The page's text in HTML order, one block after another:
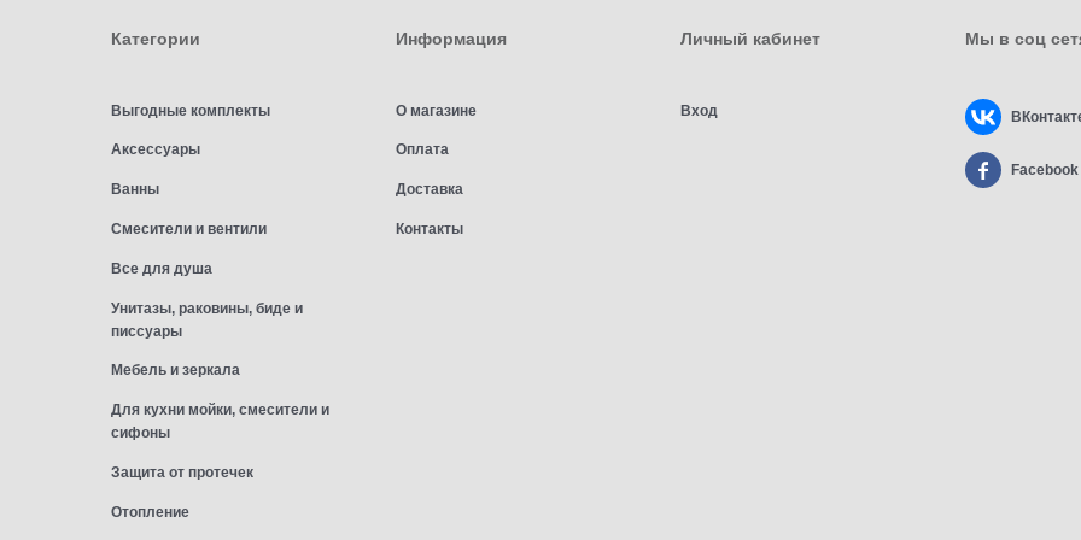
Категории
Выгодные комплекты
Аксессуары
Ванны
Смесители и вентили
Все для душа
Унитазы, раковины, биде и
писсуары
Мебель и зеркала
Для кухни мойки, смесители и
сифоны
Защита от протечек
Отопление
Информация
О магазине
Оплата
Доставка
Контакты
Личный кабинет
Вход
Мы в соц
Facebook